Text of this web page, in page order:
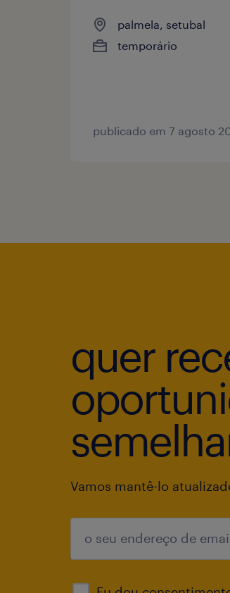
palmela, setubal
temporário
publicado em 7 agosto
quer
Vamos mantê-lo
enviar